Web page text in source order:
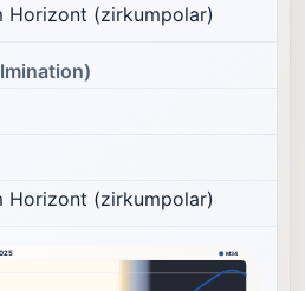
Horizont (zirkumpolar)
Horizont (zirkumpolar)
M34